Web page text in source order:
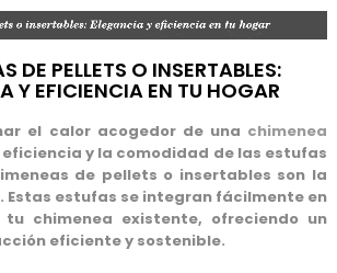
DE PELLETS O INSERTABLES:
Y EFICIENCIA EN TU HOGAR
el calor acogedor de una chimenea
eficiencia y la comodidad de las estufas
de pellets o insertables son la
estufas se integran fácilmente en
chimenea existente, ofreciendo un
eficiente y sostenible.